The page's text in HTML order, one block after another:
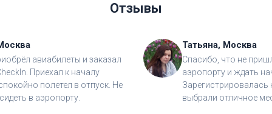
Отзывы
авиабилеты и заказал
Приехал к началу
полетел в отпуск. Не
в аэропорту.
Татьяна, Москва
Спасибо, что не
аэропорту и ждать
Зарегистрировалась
выбрали отличное